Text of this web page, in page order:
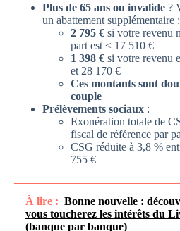
Plus de 65 ans ou invalide ?
un abattement supplémentaire :
2 795 € si votre revenu
part est ≤ 17 510 €
1 398 € si votre revenu
et 28 170 €
Ces montants sont
couple
Prélèvements sociaux :
Exonération totale de
fiscal de référence par
CSG réduite à 3,8 %
755 €
À lire : Bonne nouvelle :
vous toucherez les intérêts du
(banque par banque)